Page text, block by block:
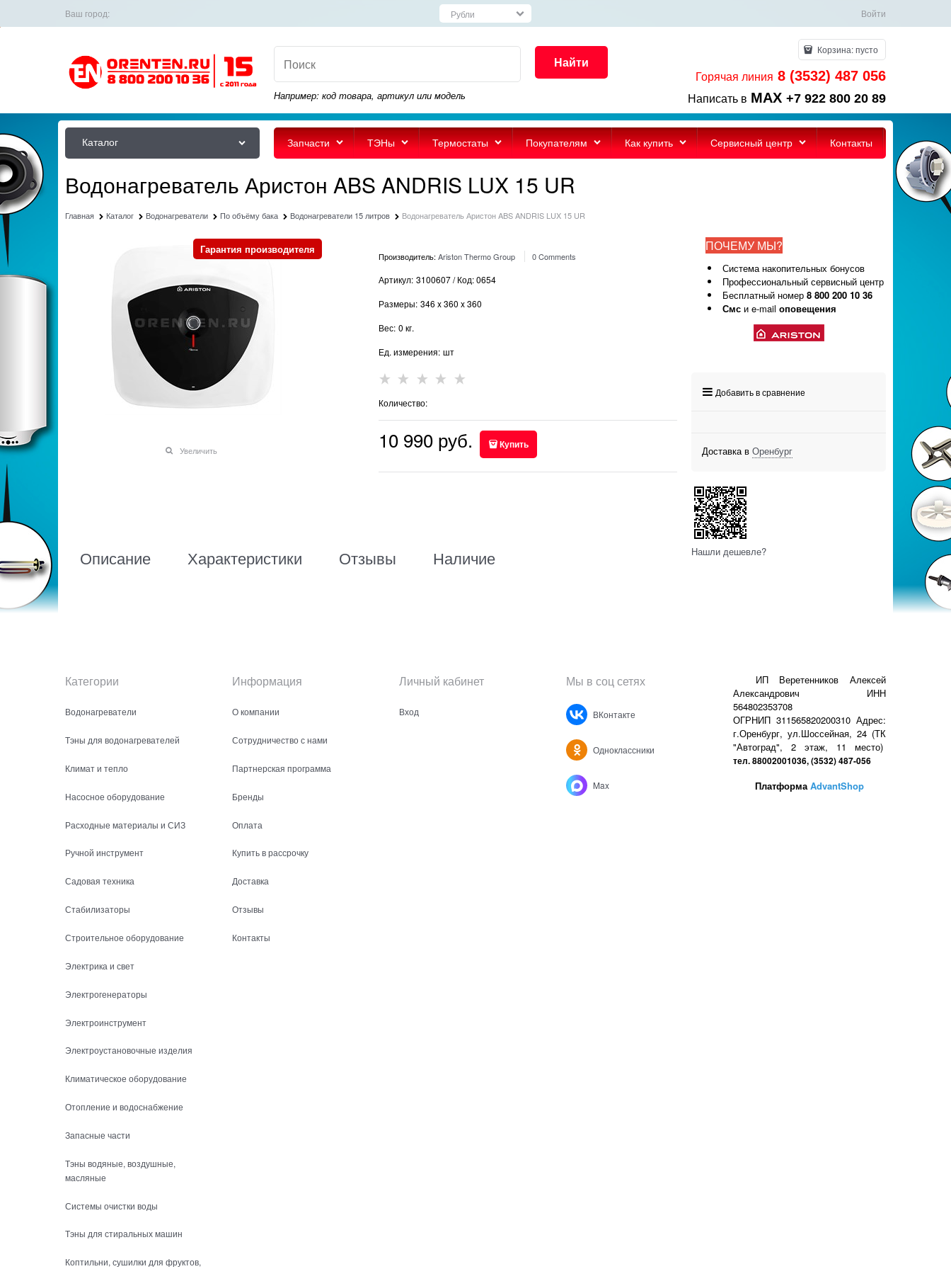
Ваш город: Войти
Найти
Например: код товара, артикул или модель
Корзина:пусто
Горячая линия 8 (3532) 487 056
Написать в MAX +7 922 800 20 89
Каталог Запчасти ТЭНы Термостаты Покупателям Как купить Сервисный центр Контакты
Водонагреватель Аристон ABS ANDRIS LUX 15 UR
Главная Каталог Водонагреватели По объёму бака Водонагреватели 15 литров Водонагреватель Аристон ABS ANDRIS LUX 15 UR
Гарантия производителя
Увеличить
Производитель: Ariston Thermo Group 0 Comments
Артикул: 3100607 / Код: 0654
Размеры: 346 x360 x360
Вес: 0 кг.
Ед. измерения: шт
Количество:
10 990 руб. Купить
Описание Характеристики Отзывы Наличие
ПОЧЕМУ МЫ?
Система накопительных бонусов
Профессиональный сервисный центр
Бесплатный номер 8 800 200 10 36
Смс и e-mail оповещения
Добавить в сравнение
Доставка в Оренбург
Нашли дешевле?
Категории
Водонагреватели
Тэны для водонагревателей
Климат и тепло
Насосное оборудование
Расходные материалы и СИЗ
Ручной инструмент
Садовая техника
Стабилизаторы
Строительное оборудование
Электрика и свет
Электрогенераторы
Электроинструмент
Электроустановочные изделия
Климатическое оборудование
Отопление и водоснабжение
Запасные части
Тэны водяные, воздушные,
масляные
Системы очистки воды
Тэны для стиральных машин
Коптильни, сушилки для фруктов,
Информация
О компании
Сотрудничество с нами
Партнерская программа
Бренды
Оплата
Купить в рассрочку
Доставка
Отзывы
Контакты
Личный кабинет
Вход
Мы в соц сетях
ВКонтакте
Одноклассники
Max
ИП Веретенников Алексей
Александрович ИНН
564802353708
ОГРНИП 311565820200310 Адрес:
г.Оренбург, ул.Шоссейная, 24 (ТК
"Автоград", 2 этаж, 11 место)
тел. 88002001036, (3532) 487-056
ПлатформаAdvantShop